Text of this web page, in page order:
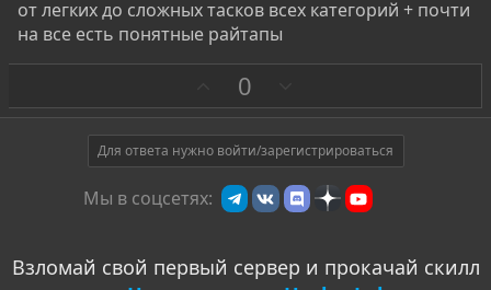
от легких до сложных тасков всех категорий + почти
на все есть понятные райтапы
а
0
р
о
т
и
в
Для ответа нужно войти/зарегистрироваться
Мы в соцсетях:
Взломай свой первый сервер и прокачай скилл